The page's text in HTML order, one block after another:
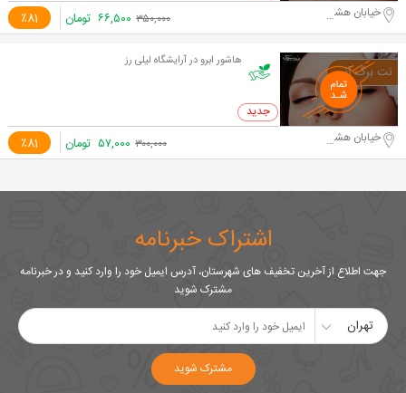
٪81 خیابان هشت بهشت شرقی ۳۵۰,۰۰۰ ۶۶,۵۰۰ تومان
هاشور ابرو در آرایشگاه لیلی رز
0 خرید
٪81 خیابان هشت بهشت شرقی ۳۰۰,۰۰۰ ۵۷,۰۰۰ تومان
اشتراک خبرنامه
جهت اطلاع از آخرین تخفیف های شهرستان، آدرس ایمیل خود را وارد کنید و در خبرنامه
مشترک شوید
تهران
مشترک شوید